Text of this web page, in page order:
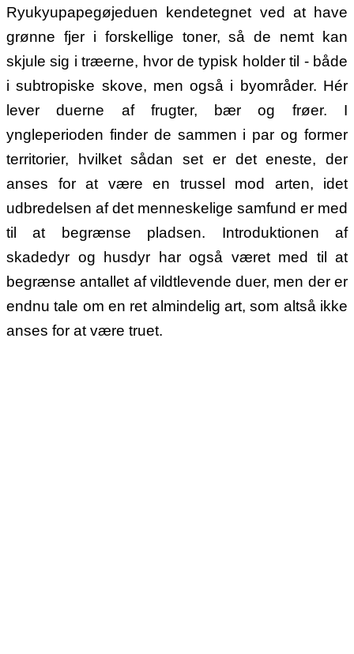
Ryukyupapegøjeduen kendetegnet ved at have
grønne fjer i forskellige toner, så de nemt kan
skjule sig i træerne, hvor de typisk holder til - både
i subtropiske skove, men også i byområder. Hér
lever duerne af frugter, bær og frøer. I
yngleperioden finder de sammen i par og former
territorier, hvilket sådan set er det eneste, der
anses for at være en trussel mod arten, idet
udbredelsen af det menneskelige samfund er med
til at begrænse pladsen. Introduktionen af
skadedyr og husdyr har også været med til at
begrænse antallet af vildtlevende duer, men der er
endnu tale om en ret almindelig art, som altså ikke
anses for at være truet.